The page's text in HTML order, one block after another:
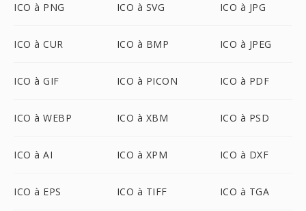
ICO à PNG ICO à SVG ICO à JPG
ICO à CUR ICO à BMP ICO à JPEG
ICO à GIF ICO à PICON ICO à PDF
ICO à WEBP ICO à XBM ICO à PSD
ICO à AI ICO à XPM ICO à DXF
ICO à EPS ICO à TIFF ICO à TGA